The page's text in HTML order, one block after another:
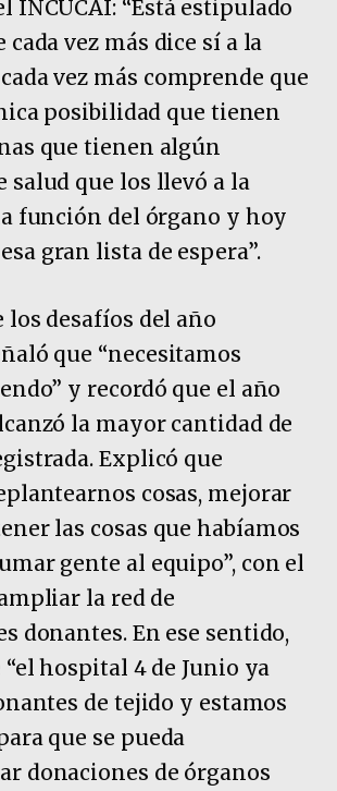
INCUCAI: “Está estipulado
cada vez más dice sí a la
vez más comprende que
posibilidad que tienen
que tienen algún
salud que los llevó a la
función del órgano y hoy
gran lista de espera”.
los desafíos del año
que “necesitamos
y recordó que el año
la mayor cantidad de
Explicó que
cosas, mejorar
las cosas que habíamos
gente al equipo”, con el
la red de
donantes. En ese sentido,
“el hospital 4 de Junio ya
de tejido y estamos
que se pueda
donaciones de órganos